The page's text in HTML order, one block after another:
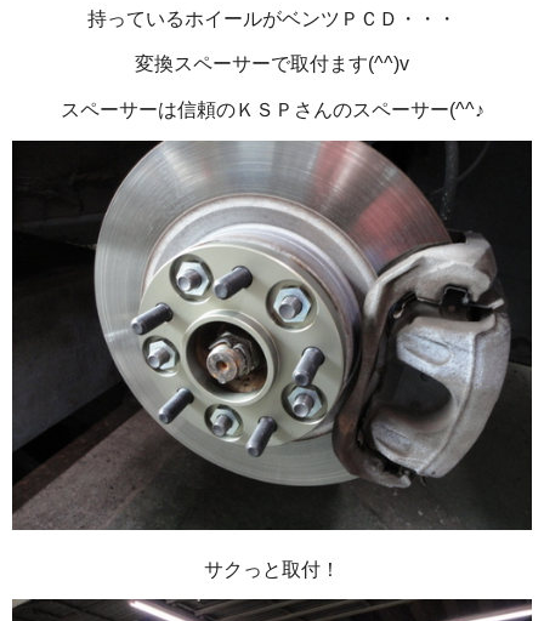
持っているホイールがベンツＰＣＤ・・・
変換スペーサーで取付ます(^^)v
スペーサーは信頼のＫＳＰさんのスペーサー(^^♪
サクっと取付！